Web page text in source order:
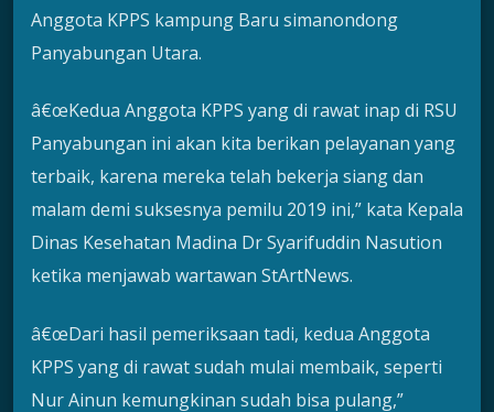
Anggota KPPS kampung Baru simanondong
Panyabungan Utara.
â€œKedua Anggota KPPS yang di rawat inap di RSU
Panyabungan ini akan kita berikan pelayanan yang
terbaik, karena mereka telah bekerja siang dan
malam demi suksesnya pemilu 2019 ini,” kata Kepala
Dinas Kesehatan Madina Dr Syarifuddin Nasution
ketika menjawab wartawan StArtNews.
â€œDari hasil pemeriksaan tadi, kedua Anggota
KPPS yang di rawat sudah mulai membaik, seperti
Nur Ainun kemungkinan sudah bisa pulang,”